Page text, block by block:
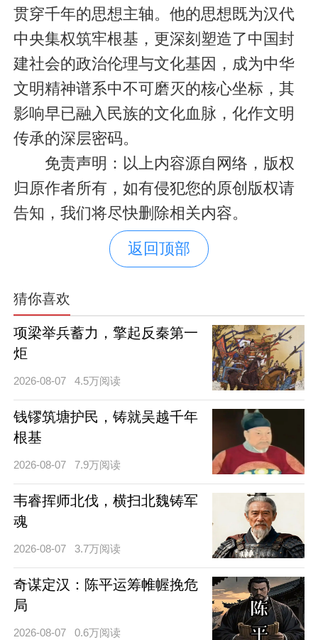
贯穿千年的思想主轴。他的思想既为汉代
中央集权筑牢根基，更深刻塑造了中国封
建社会的政治伦理与文化基因，成为中华
文明精神谱系中不可磨灭的核心坐标，其
影响早已融入民族的文化血脉，化作文明
传承的深层密码。
免责声明：以上内容源自网络，版权
归原作者所有，如有侵犯您的原创版权请
告知，我们将尽快删除相关内容。
返回顶部
猜你喜欢
项梁举兵蓄力，擎起反秦第一
炬
2026-08-07 4.5万阅读
钱镠筑塘护民，铸就吴越千年
根基
2026-08-07 7.9万阅读
韦睿挥师北伐，横扫北魏铸军
魂
2026-08-07 3.7万阅读
奇谋定汉：陈平运筹帷幄挽危
局
2026-08-07 0.6万阅读